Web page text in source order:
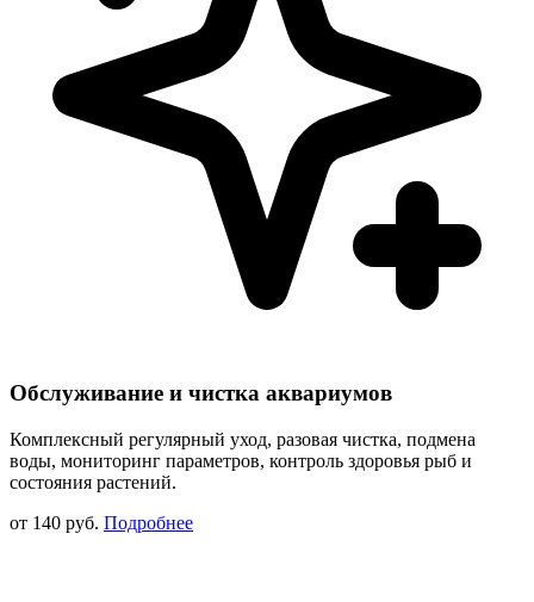
Обслуживание и чистка аквариумов
Комплексный регулярный уход, разовая чистка, подмена
воды, мониторинг параметров, контроль здоровья рыб и
состояния растений.
от 140 руб. Подробнее